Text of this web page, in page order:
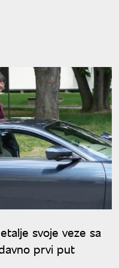
svoje veze sa
prvi put